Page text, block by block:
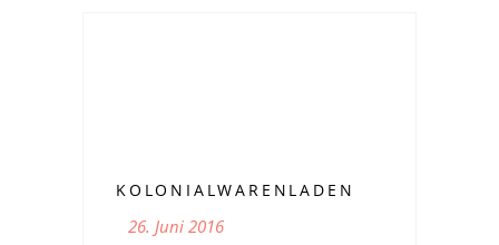
KOLONIALWARENLADEN
26. Juni 2016